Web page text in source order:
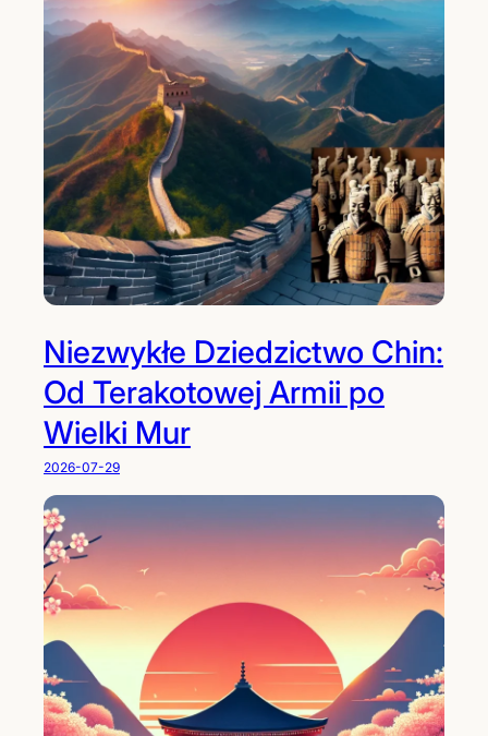
m
i
Niezwykłe Dziedzictwo Chin:
Od Terakotowej Armii po
Wielki Mur
2026-07-29